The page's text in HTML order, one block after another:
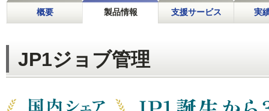
概要 製品情報 支援サービス 実
JP1ジョブ管理